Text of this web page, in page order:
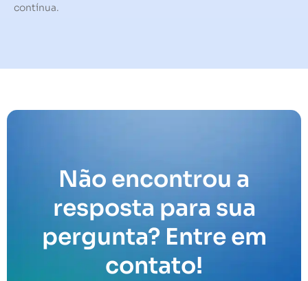
contínua.
Não encontrou a
resposta para sua
pergunta? Entre em
contato!